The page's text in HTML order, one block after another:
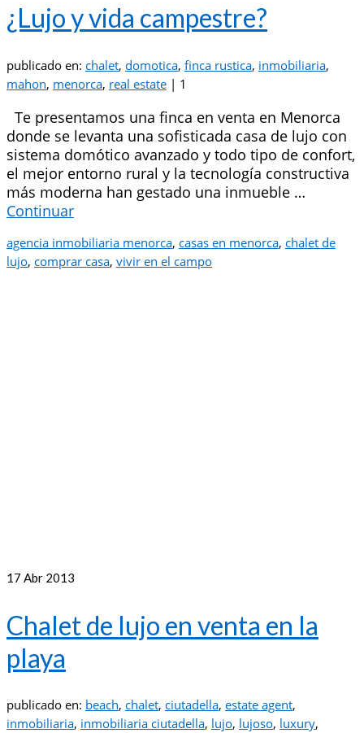
¿Lujo y vida campestre?
publicado en: chalet, domotica, finca rustica, inmobiliaria,
mahon, menorca, real estate | 1
Te presentamos una finca en venta en Menorca
donde se levanta una sofisticada casa de lujo con
sistema domótico avanzado y todo tipo de confort,
el mejor entorno rural y la tecnología constructiva
más moderna han gestado una inmueble …
Continuar
agencia inmobiliaria menorca, casas en menorca, chalet de
lujo, comprar casa, vivir en el campo
17 Abr 2013
Chalet de lujo en venta en la
playa
publicado en: beach, chalet, ciutadella, estate agent,
inmobiliaria, inmobiliaria ciutadella, lujo, lujoso, luxury,